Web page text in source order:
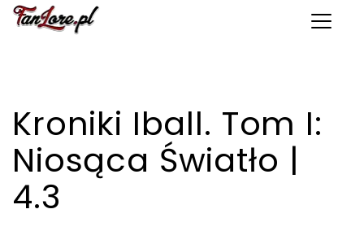
Toggle
Kroniki Iball. Tom I:
Niosąca Światło |
4.3